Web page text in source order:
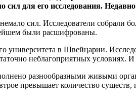
для его исследования.
сил. Исследователи собрали
были расшифрованы.
в Швейцарии.
неблагоприятных условиях.
разнообразными живыми
превышает количество